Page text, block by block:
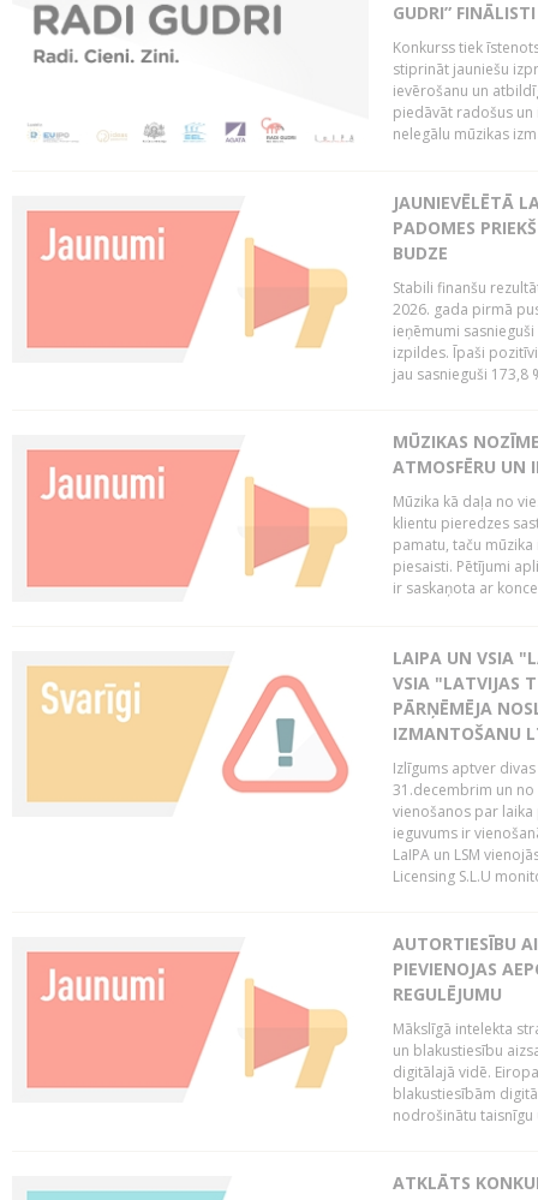
GUDRI” FINĀLISTI
Konkurss tiek
stiprināt jauniešu
ievērošanu un
piedāvāt radošus
nelegālu mūzikas
JAUNIEVĒLĒTĀ
PADOMES
BUDZE
Stabili finanšu
2026. gada pirmā
ieņēmumi
izpildes. Īpaši
jau sasnieguši 173,8
MŪZIKAS
ATMOSFĒRU UN
Mūzika kā daļa no
klientu pieredzes
pamatu, taču
piesaisti. Pētījumi
ir saskaņota ar
LAIPA UN VSIA
VSIA "LATVIJAS
PĀRŅĒMĒJA
IZMANTOŠANU
Izlīgums aptver
31.decembrim un no
vienošanos par
ieguvums ir
LaIPA un LSM
Licensing S.L.U
AUTORTIESĪBU
PIEVIENOJAS
REGULĒJUMU
Mākslīgā intelekta
un blakustiesību
digitālajā vidē.
blakustiesībām
nodrošinātu taisnīgu
ATKLĀTS